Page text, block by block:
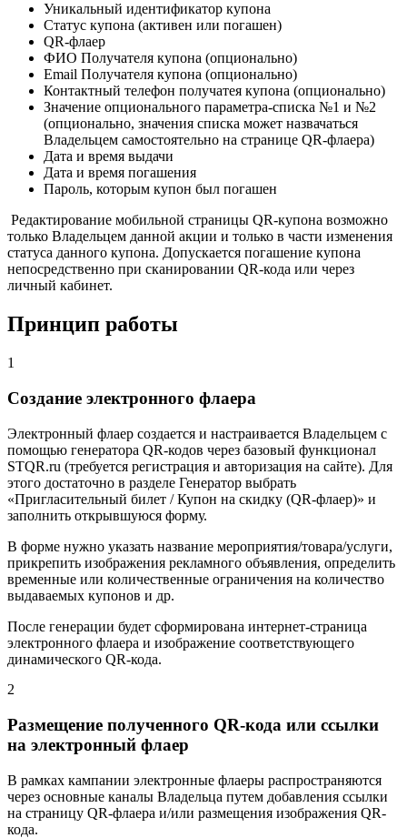
Уникальный идентификатор купона
Статус купона (активен или погашен)
QR-флаер
ФИО Получателя купона (опционально)
Email Получателя купона (опционально)
Контактный телефон получатея купона (опционально)
Значение опционального параметра-списка №1 и №2
(опционально, значения списка может назвачаться
Владельцем самостоятельно на странице QR-флаера)
Дата и время выдачи
Дата и время погашения
Пароль, которым купон был погашен
Редактирование мобильной страницы QR-купона возможно
только Владельцем данной акции и только в части изменения
статуса данного купона. Допускается погашение купона
непосредственно при сканировании QR-кода или через
личный кабинет.
Принцип работы
1
Создание электронного флаера
Электронный флаер создается и настраивается Владельцем с
помощью генератора QR-кодов через базовый функционал
STQR.ru (требуется регистрация и авторизация на сайте). Для
этого достаточно в разделе Генератор выбрать
«Пригласительный билет / Купон на скидку (QR-флаер)» и
заполнить открывшуюся форму.
В форме нужно указать название мероприятия/товара/услуги,
прикрепить изображения рекламного объявления, определить
временные или количественные ограничения на количество
выдаваемых купонов и др.
После генерации будет сформирована интернет-страница
электронного флаера и изображение соответствующего
динамического QR-кода.
2
Размещение полученного QR-кода или ссылки
на электронный флаер
В рамках кампании электронные флаеры распространяются
через основные каналы Владельца путем добавления ссылки
на страницу QR-флаера и/или размещения изображения QR-
кода.